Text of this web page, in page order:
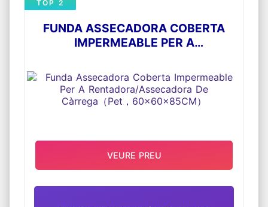
FUNDA ASSECADORA COBERTA
IMPERMEABLE PER A
CÀRREGA（PET，60X60X85CM）
TOP 2
VEURE PREU